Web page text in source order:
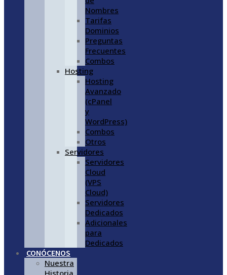
Nombres
Tarifas
Dominios
Preguntas
Frecuentes
Combos
Hosting
Hosting
Avanzado
(cPanel
y
WordPress)
Combos
Otros
Servidores
Servidores
Cloud
(VPS
Cloud)
Servidores
Dedicados
Adicionales
para
Dedicados
CONÓCENOS
Nuestra
Historia